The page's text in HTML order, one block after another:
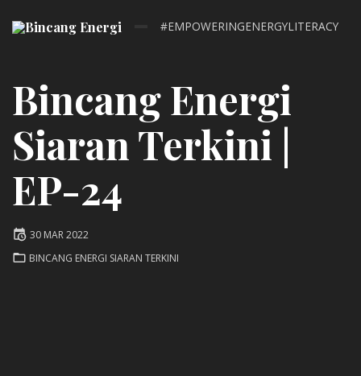
#EMPOWERINGENERGYLITERACY
Bincang Energi
Siaran Terkini |
EP-24
Posted
on
30 MAR 2022
POSTED
BINCANG ENERGI SIARAN TERKINI